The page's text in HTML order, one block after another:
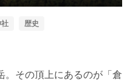
Mute Settings
PIP
歴史
。その頂上にあるのが「倉